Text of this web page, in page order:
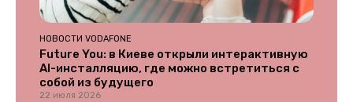
НОВОСТИ VODAFONE
Future You: в Киеве открыли интерактивную
AI-инсталляцию, где можно встретиться с
собой из будущего
22 июля 2026